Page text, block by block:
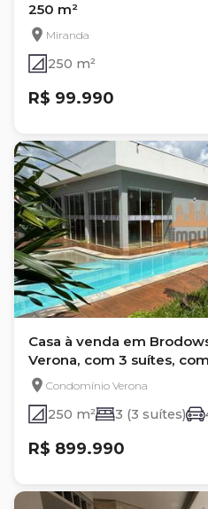
250 m²
Miranda
250 m²
R$ 99.990
Casa à venda em
Verona, com 3 suítes,
Verona
Condomínio Verona
250 m² 3 (3 suítes)
R$ 899.990